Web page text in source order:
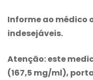
Informe ao médico
indesejáveis.
Atenção: este
(167,5 mg/ml),